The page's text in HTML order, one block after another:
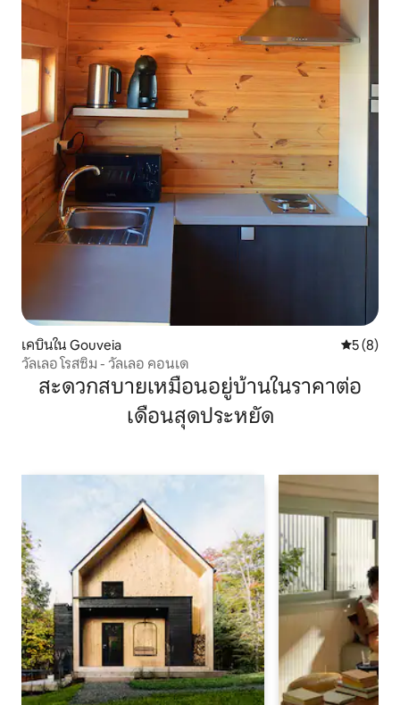
เคบินใน Gouveia คะแนนเฉ
5 (8)
วัลเลอ โรสซิม - วัลเลอ คอนเด
สะดวกสบายเหมือนอยู่บ้านในราคาต่อ
เดือนสุดประหยัด